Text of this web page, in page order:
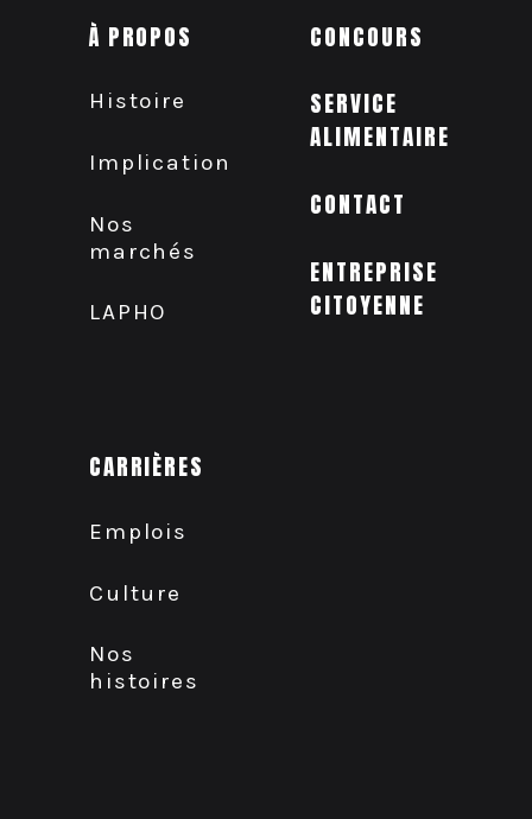
À PROPOS
Histoire
Implication
Nos
marchés
LAPHO
CARRIÈRES
Emplois
Culture
Nos
histoires
CONCOURS
SERVICE
ALIMENTAIRE
CONTACT
ENTREPRISE
CITOYENNE